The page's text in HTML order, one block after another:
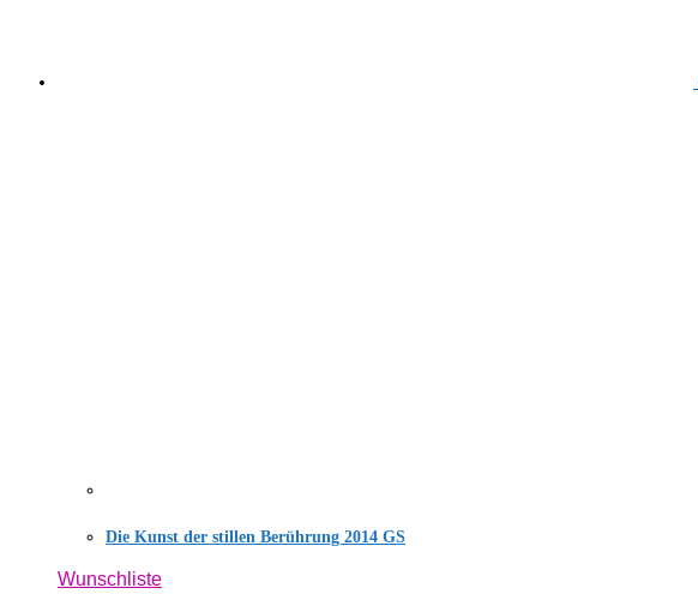
Die Kunst der stillen Berührung 2014 GS
Wunschliste